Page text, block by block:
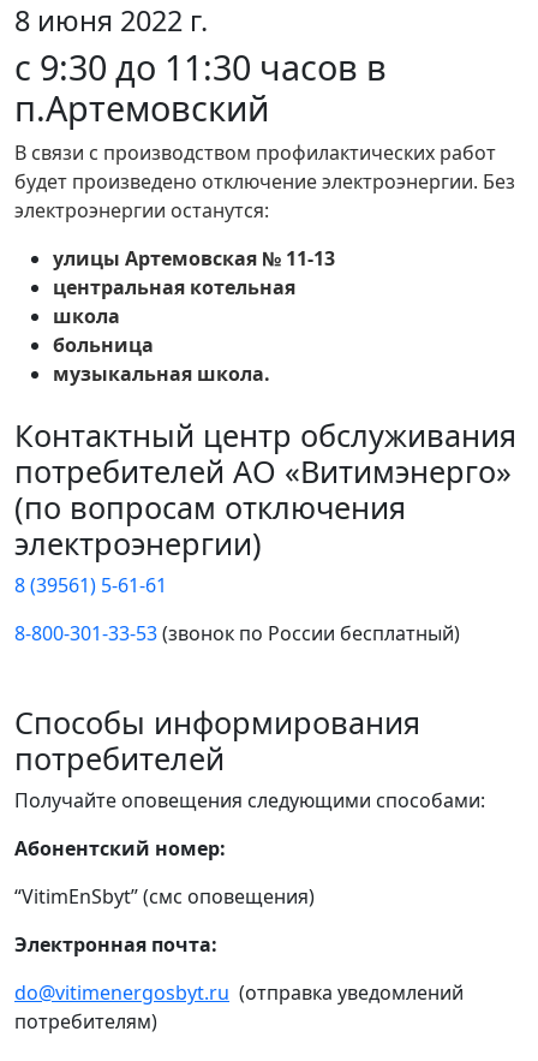
8 июня 2022 г.
с 9:30 до 11:30 часов в
п.Артемовский
В связи с производством профилактических работ
будет произведено отключение электроэнергии. Без
электроэнергии останутся:
улицы Артемовская № 11-13
центральная котельная
школа
больница
музыкальная школа.
Контактный центр обслуживания
потребителей АО «Витимэнерго»
(по вопросам отключения
электроэнергии)
8 (39561) 5-61-61
8-800-301-33-53(звонок по России бесплатный)
Способы информирования
потребителей
Получайте оповещения следующими способами:
Абонентский номер:
“VitimEnSbyt” (смс оповещения)
Электронная почта:
do@vitimenergosbyt.ru (отправка уведомлений
потребителям)